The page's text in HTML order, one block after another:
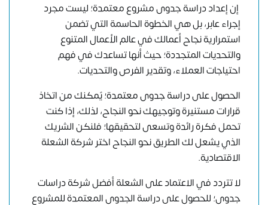
إن إعداد دراسة جدوى مشروع معتمدة؛ ليست مجرد
إجراء عابر، بل هي الخطوة الحاسمة التي تضمن
استمرارية نجاح أعمالك في عالم الأعمال المتنوع
والتحديات المتجددة؛ حيث أنها تساعدك في فهم
احتياجات العملاء، وتقدير الفرص والتحديات.
الحصول على دراسة جدوى معتمدة؛ يٌمكنك من اتخاذ
قرارات مستنيرة وتوجيهك نحو النجاح، لذلك، إذا كنت
تحمل فكرة رائدة وتسعى لتحقيقها؛ فلنكن الشريك
الذي يشعل لك الطريق نحو النجاح اختر شركة الشعلة
الاقتصادية.
لا تتردد في الاعتماد على الشعلة أفضل شركة دراسات
جدوى؛ للحصول على دراسة الجدوى المعتمدة للمشروع